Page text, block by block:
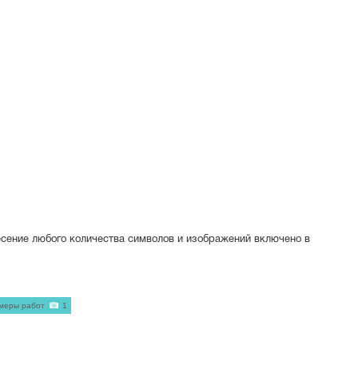
любого количества символов и изображений включено в
работ 1